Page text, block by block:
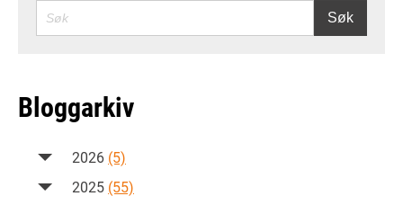
SØK Søk
Bloggarkiv
2026 (5)
2025 (55)